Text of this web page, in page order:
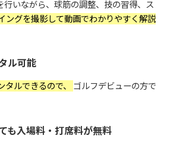
行いながら、球筋の調整、技の習得、ス
ングを撮影して動画でわかりやすく解説
ル可能
タルできるので、 ゴルフデビューの方で
も入場料・打席料が無料